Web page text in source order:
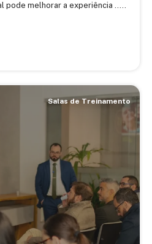
pode melhorar a experiência .....
Salas de Treinamento